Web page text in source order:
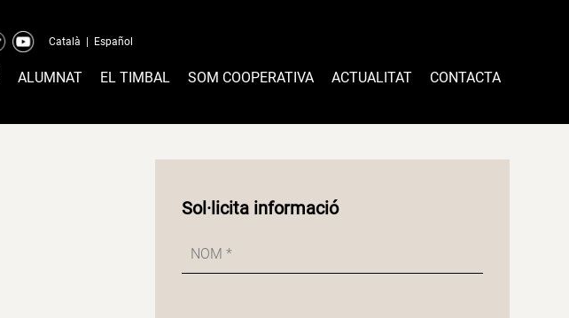
Català Español
ALUMNAT EL TIMBAL SOM COOPERATIVA ACTUALITAT CONTACTA
Sol·licita informació